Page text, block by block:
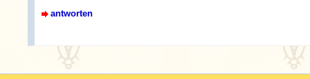
antworten